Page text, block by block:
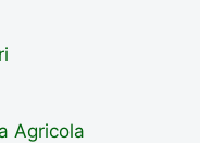
Agricola